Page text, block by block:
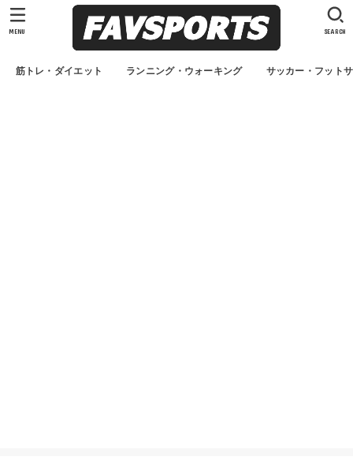
筋トレ・ダイエット ランニング・ウォーキング サッカー・フット
SEARCH
MENU